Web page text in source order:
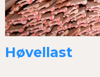
Høvellast